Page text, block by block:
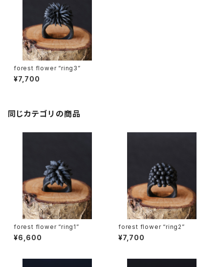
forest flower “ring3”
¥7,700
同じカテゴリの商品
forest flower “ring1”
¥6,600
forest flower “ring2”
¥7,700